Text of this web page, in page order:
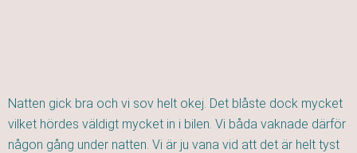
Natten gick bra och vi sov helt okej. Det blåste dock mycket
vilket hördes väldigt mycket in i bilen. Vi båda vaknade därför
någon gång under natten. Vi är ju vana vid att det är helt tyst